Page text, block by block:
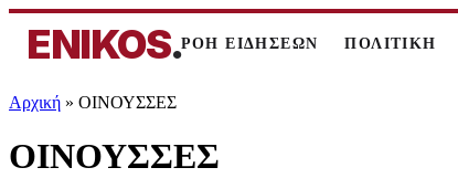
ENIKOS.ΡΟΗ ΕΙΔΗΣΕΩΝ ΠΟΛΙΤΙΚΗ
Αρχική » ΟΙΝΟΥΣΣΕΣ
ΟΙΝΟΥΣΣΕΣ